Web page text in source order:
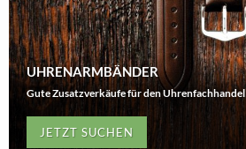
UHRENARMBÄNDER
Gute Zusatzverkäufe für den Uhrenfachhandel
JETZT SUCHEN